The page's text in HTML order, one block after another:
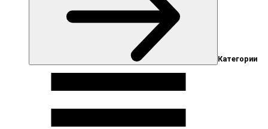
Категории